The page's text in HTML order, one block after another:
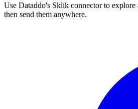
Use Dataddo's Sklik connector to
then send them anywhere.